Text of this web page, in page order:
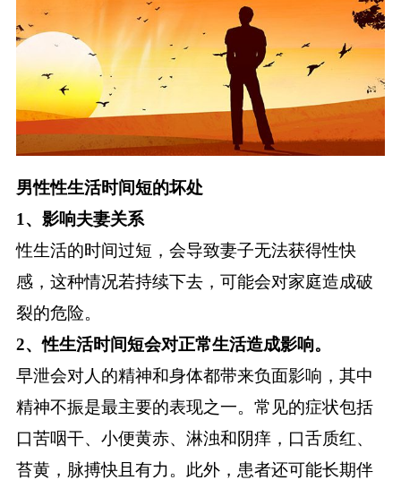
男性性生活时间短的坏处
1、影响夫妻关系
性生活的时间过短，会导致妻子无法获得性快
感，这种情况若持续下去，可能会对家庭造成破
裂的危险。
2、性生活时间短会对正常生活造成影响。
早泄会对人的精神和身体都带来负面影响，其中
精神不振是最主要的表现之一。常见的症状包括
口苦咽干、小便黄赤、淋浊和阴痒，口舌质红、
苔黄，脉搏快且有力。此外，患者还可能长期伴